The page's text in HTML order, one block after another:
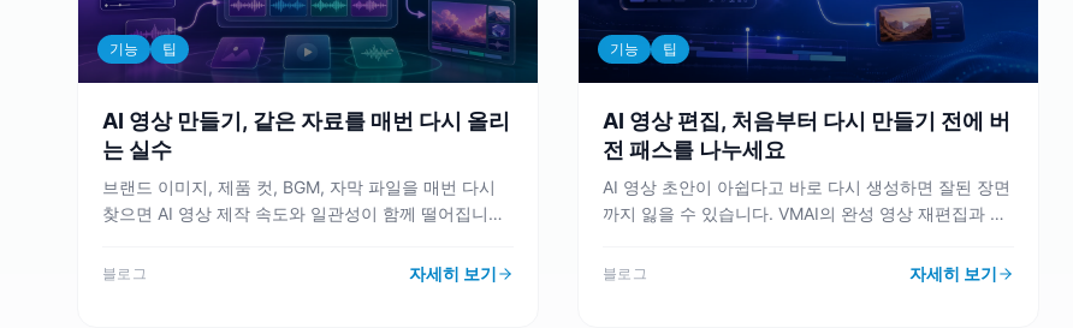
기능 팁
AI 영상 만들기, 같은 자료를 매번 다시 올리
는 실수
브랜드 이미지, 제품 컷, BGM, 자막 파일을 매번 다시
찾으면 AI 영상 제작 속도와 일관성이 함께 떨어집니다.
트를 기준으로 재사용 가능한 자산 운영법을 정리합니
블로그 자세히 보기
기능 팁
AI 영상 편집, 처음부터 다시 만들기 전에 버
전 패스를 나누세요
AI 영상 초안이 아쉽다고 바로 다시 생성하면 잘된 장면
까지 잃을 수 있습니다. VMAI의 완성 영상 재편집과 버
니다.
블로그 자세히 보기